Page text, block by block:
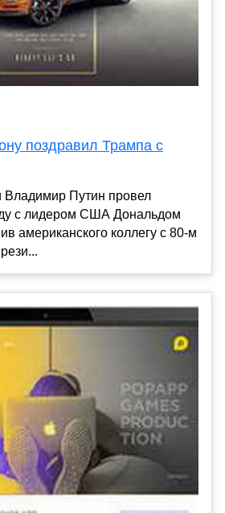
поздравил Трампа с
Владимир Путин провел
с лидером США Дональдом
американского коллегу с 80-м